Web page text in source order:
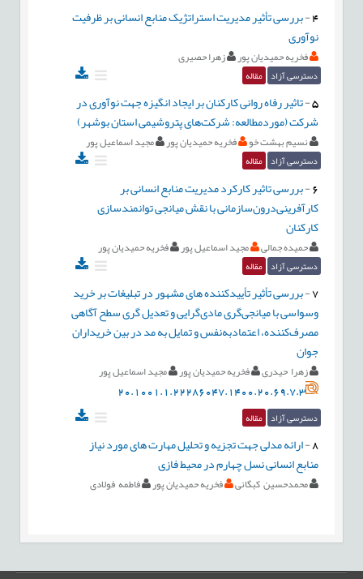
4
-بررسی تأثیر مدیریت استراتژیک منابع انسانی بر ظرفیت
نوآوری
فخریه حمیدیان پور زهرا حصیری
دسترسی آزاد مقاله
5
-تاثیر رفاه روانی کارکنان بر ایجاد انگیزه جهت نوآوری در
شرکت (موردمطالعه: شرکت‌های پتروشیمی استان بوشهر)
نسیم بهشت خو فخریه حمیدیان پور مجید اسماعیل پور
دسترسی آزاد مقاله
6
-بررسی تاثیر کارکرد مدیریت منابع انسانی بر
کارآفرینی‌درون‌سازمانی با نقش میانجی توانمندسازی
کارکنان
حمیده جمالی مجید اسماعیل پور فخریه حمیدیان پور
دسترسی آزاد مقاله
7
-بررسی تأثیر تأییدکننده های مشهور در تبلیغات بر خرید
وسواسی با میانجی‌گری مادی‌گرایی و تعدیل گری سطح آگاهی
مصرف‌کننده، اعتمادبه‌نفس و تمایل به مد در بین خریداران
جوان
زهرا حیدری فخریه حمیدیان پور مجید اسماعیل پور
20.1001.1.22286047.1400.20.69.7.3
دسترسی آزاد مقاله
8
-ارائه مدلی جهت تجزیه و تحلیل مهارت های مورد نیاز
منابع انسانی نسل چهارم در محیط فازی
محمدحسین کبگانی فخریه حمیدیان پور فاطمه فولادی